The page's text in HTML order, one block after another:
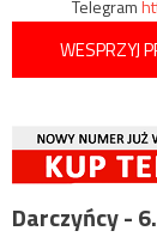
Telegram
WESPRZYJ
Darczyńcy -